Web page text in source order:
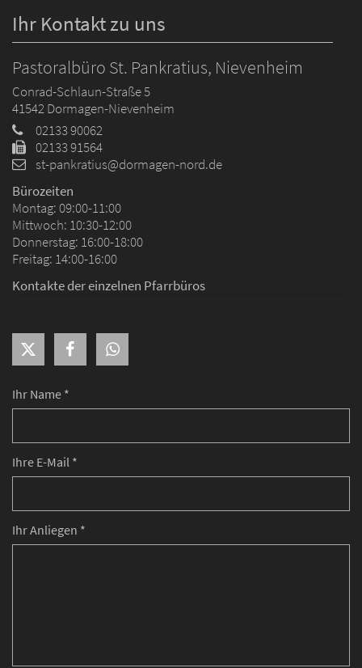
Ihr Name *
Ihre E-Mail *
Ihr Anliegen *
Ihr Kontakt zu uns
Pastoralbüro St. Pankratius, Nievenheim
Conrad-Schlaun-Straße 5
41542Dormagen-Nievenheim
02133 90062
02133 91564
st-pankratius@dormagen-nord.de
Bürozeiten
Montag: 09:00-11:00
Mittwoch: 10:30-12:00
Donnerstag: 16:00-18:00
Freitag: 14:00-16:00
Kontakte der einzelnen Pfarrbüros